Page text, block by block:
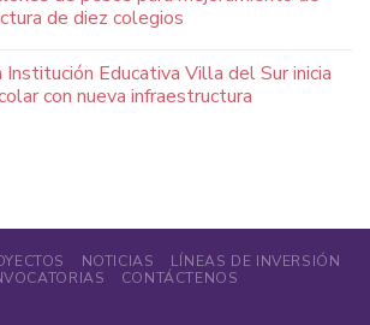
de diez colegios
Institución Educativa Villa del Sur inicia
con nueva infraestructura
NOTICIAS
LÍNEAS DE INVERSIÓN
CONTÁCTENOS